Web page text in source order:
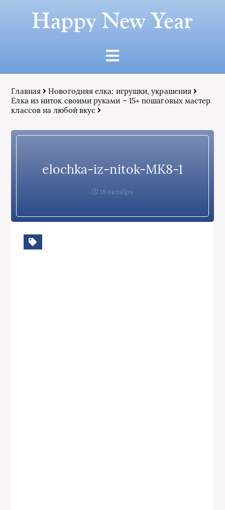
Happy New Year
Главная
Новогодняя елка: игрушки, украшения
Елка из ниток своими руками – 15+ пошаговых мастер
классов на любой вкус
elochka-iz-nitok-MK8-1
18 октября